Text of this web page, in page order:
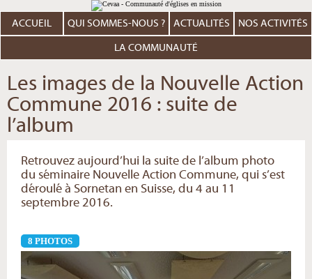
au
contenu.
Aller
personnels
ACCUEIL QUI SOMMES-NOUS ? ACTUALITÉS NOS ACTIVITÉS
LA COMMUNAUTÉ
Les images de la Nouvelle Action
Commune 2016 : suite de
l’album
Retrouvez aujourd’hui la suite de l’album photo
du séminaire Nouvelle Action Commune, qui s’est
déroulé à Sornetan en Suisse, du 4 au 11
septembre 2016.
8 PHOTOS